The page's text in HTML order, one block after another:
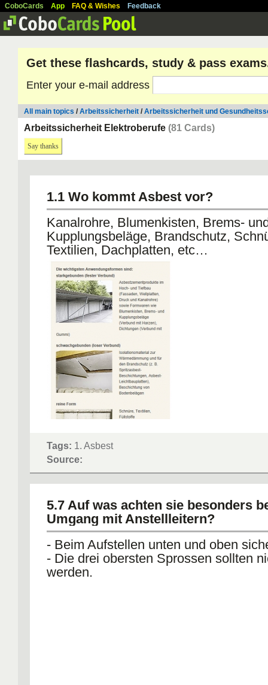
CoboCards App FAQ & Wishes Feedback
Get these flashcards, study & pass
Enter your e-mail address
All main topics /Arbeitssicherheit /Arbeitssicherheit und
Arbeitssicherheit Elektroberufe (81 Cards)
Say thanks
1.1 Wo kommt Asbest vor?
Kanalrohre, Blumenkisten, Brems-
Kupplungsbeläge, Brandschutz,
Textilien, Dachplatten, etc…
Tags: 1. Asbest
Source:
5.7 Auf was achten sie besonders
Umgang mit Anstellleitern?
- Beim Aufstellen unten und oben
- Die drei obersten Sprossen sollten
werden.